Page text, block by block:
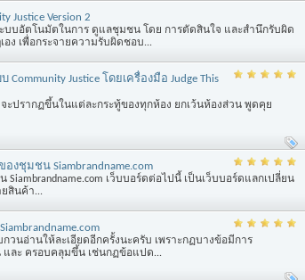
Justice Version 2
ระบบอัตโนมัตในการ ดูแลชุมชน โดย การตัดสินใจ และสำนึกรับผิด
ง เพื่อกระจายความรับผิดชอบ...
Community Justice โดยเครื่องมือ Judge This
จะปรากฏขึ้นในแต่ละกระทู้ของทุกห้อง ยกเว้นห้องส่วน พูดคุย
งชุมชน Siambrandname.com
เว็บบอร์ดต่อไปนี้ เป็นเว็บบอร์ดแลกเปลี่ยน
สินค้า...
วนอ่านให้ละเอียดอีกครั้งนะครับ เพราะกฏบางข้อมีการ
และ ครอบคลุมขึ้น เช่นกฏข้อแปด...